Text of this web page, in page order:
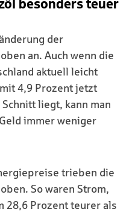
besonders teuer
der
an. Auch wenn die
aktuell leicht
4,9 Prozent jetzt
liegt, kann man
immer weniger
trieben die
So waren Strom,
28,6 Prozent teurer als